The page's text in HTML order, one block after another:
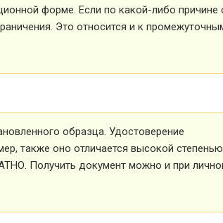
форме. Если по какой-либо причине
Это относится и к
образца. Удостоверение
также оно отличается высокой степенью
Получить документ можно и при